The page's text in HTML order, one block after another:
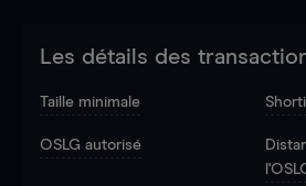
Les détails des
Taille minimale
OSLG autorisé